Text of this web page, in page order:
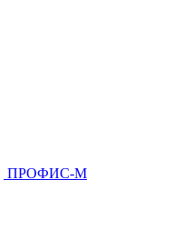
ПРОФИС-М